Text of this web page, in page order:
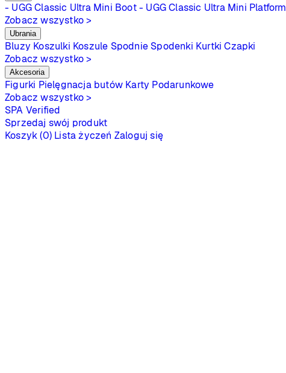
- UGG Classic Ultra Mini Boot - UGG Classic Ultra Mini Platform
Zobacz wszystko >
Ubrania
Bluzy Koszulki Koszule Spodnie Spodenki Kurtki Czapki
Zobacz wszystko >
Akcesoria
Figurki Pielęgnacja butów Karty Podarunkowe
Zobacz wszystko >
SPA Verified
Sprzedaj swój produkt
Koszyk (0) Lista życzeń Zaloguj się